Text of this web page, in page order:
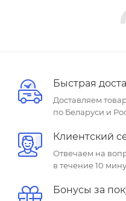
Быстрая
Доставляем
по Беларуси и
Клиентский
Отвечаем на
в течение 10
Бонусы за